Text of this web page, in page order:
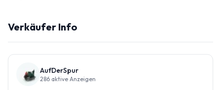
Verkäufer Info
AufDerSpur
286 aktive Anzeigen